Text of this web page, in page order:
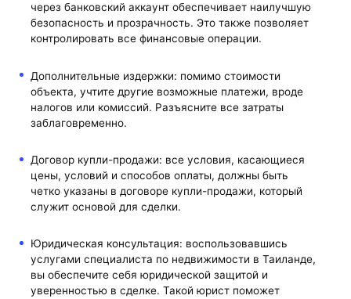
через банковский аккаунт обеспечивает наилучшую
безопасность и прозрачность. Это также позволяет
контролировать все финансовые операции.
Дополнительные издержки: помимо стоимости
объекта, учтите другие возможные платежи, вроде
налогов или комиссий. Разъясните все затраты
заблаговременно.
Договор купли-продажи: все условия, касающиеся
цены, условий и способов оплаты, должны быть
четко указаны в договоре купли-продажи, который
служит основой для сделки.
Юридическая консультация: воспользовавшись
услугами специалиста по недвижимости в Таиланде,
вы обеспечите себя юридической защитой и
уверенностью в сделке. Такой юрист поможет